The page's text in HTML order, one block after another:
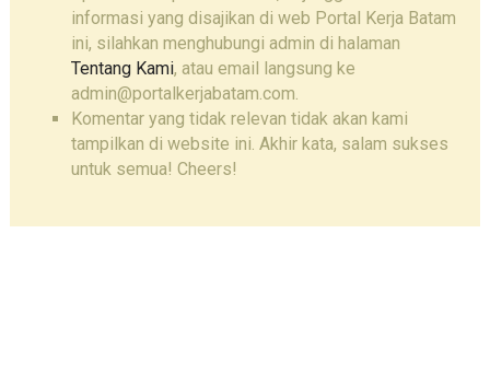
informasi yang disajikan di web Portal Kerja Batam
ini, silahkan menghubungi admin di halaman
Tentang Kami, atau email langsung ke
admin@portalkerjabatam.com.
Komentar yang tidak relevan tidak akan kami
tampilkan di website ini. Akhir kata, salam sukses
untuk semua! Cheers!